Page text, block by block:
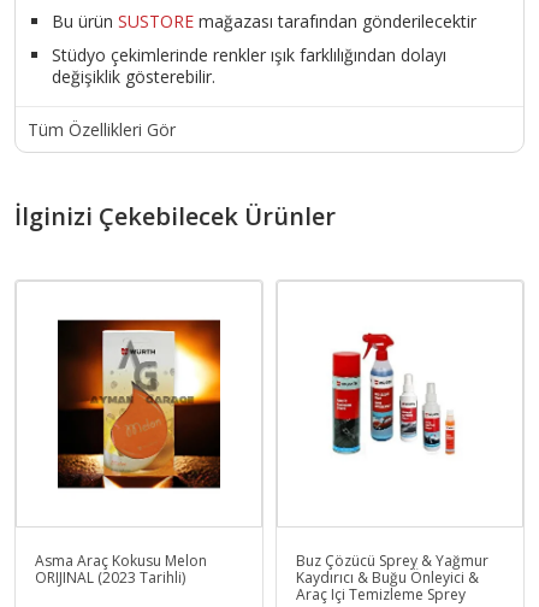
Bu ürün SUSTORE mağazası tarafından gönderilecektir
Stüdyo çekimlerinde renkler ışık farklılığından dolayı
değişiklik gösterebilir.
Tüm Özellikleri Gör
İlginizi Çekebilecek Ürünler
Asma Araç Kokusu Melon
ORIJINAL (2023 Tarihli)
Buz Çözücü Sprey & Yağmur
Kaydırıcı & Buğu Önleyici &
Araç Içi Temizleme Sprey